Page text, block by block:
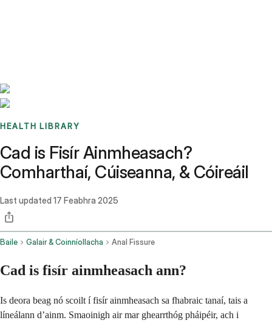
HEALTH LIBRARY
Cad is Fisír Ainmheasach?
Comharthaí, Cúiseanna, & Cóireáil
Last updated 17 Feabhra 2025
Baile Galair & Coinníollacha Anal Fissure
Cad is fisír ainmheasach ann?
Is deora beag nó scoilt í fisír ainmheasach sa fhabraic tanaí, tais a
líneálann d’ainm. Smaoinigh air mar ghearrthóg pháipéir, ach i